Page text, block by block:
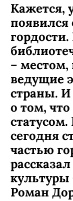
Кажется,
– местом,
ведущие
страны. И
о том,
сегодня
частью
культуры
Роман